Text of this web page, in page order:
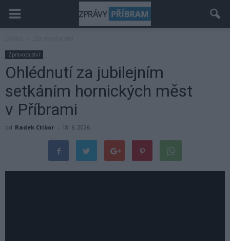
Zpravodajství
Ohlédnutí za jubilejním
setkáním hornických měst
v Příbrami
od Radek Ctibor - 18. 6. 2026